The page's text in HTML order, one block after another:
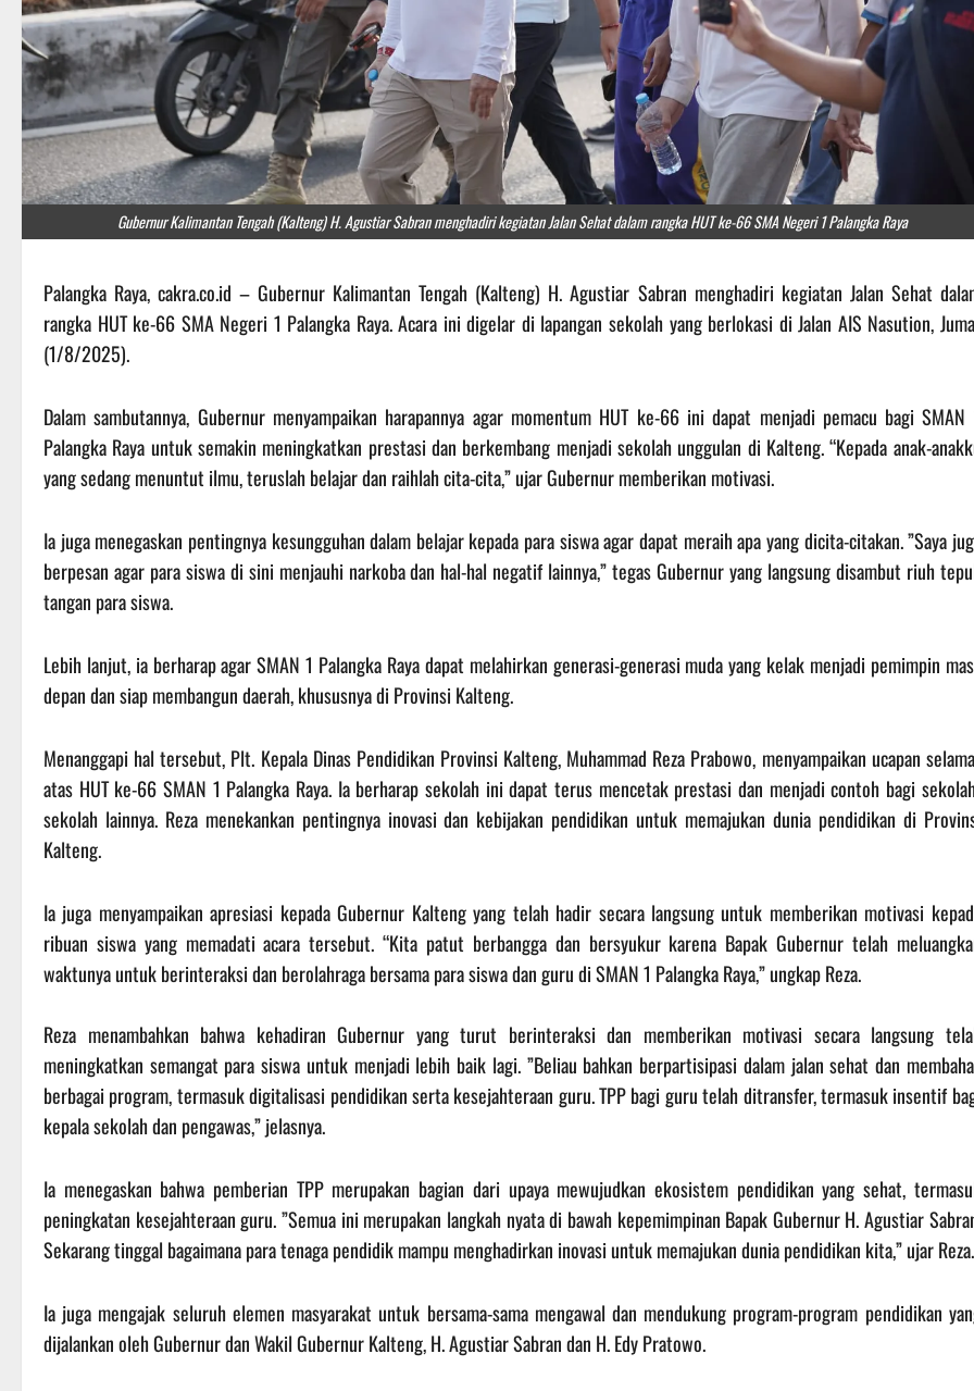
Gubernur Kalimantan Tengah (Kalteng) H. Agustiar Sabran menghadiri kegiatan Jalan Sehat dalam rangka HUT ke-66 SMA Negeri 1 Palangka Raya
‎Palangka Raya, cakra.co.id – Gubernur Kalimantan Tengah (Kalteng) H. Agustiar Sabran menghadiri kegiatan Jalan Sehat
rangka HUT ke-66 SMA Negeri 1 Palangka Raya. Acara ini digelar di lapangan sekolah yang berlokasi di Jalan AIS Nasution,
(1/8/2025).
‎Dalam sambutannya, Gubernur menyampaikan harapannya agar momentum HUT ke-66 ini dapat menjadi pemacu bagi SMAN
Palangka Raya untuk semakin meningkatkan prestasi dan berkembang menjadi sekolah unggulan di Kalteng. ‎“Kepada anak-
yang sedang menuntut ilmu, teruslah belajar dan raihlah cita-cita,” ujar Gubernur memberikan motivasi.
‎Ia juga menegaskan pentingnya kesungguhan dalam belajar kepada para siswa agar dapat meraih apa yang dicita-citakan. ‎”Saya
berpesan agar para siswa di sini menjauhi narkoba dan hal-hal negatif lainnya,” tegas Gubernur yang langsung disambut riuh
tangan para siswa.
‎Lebih lanjut, ia berharap agar SMAN 1 Palangka Raya dapat melahirkan generasi-generasi muda yang kelak menjadi pemimpin
depan dan siap membangun daerah, khususnya di Provinsi Kalteng.
‎Menanggapi hal tersebut, Plt. Kepala Dinas Pendidikan Provinsi Kalteng, Muhammad Reza Prabowo, menyampaikan ucapan
atas HUT ke-66 SMAN 1 Palangka Raya. Ia berharap sekolah ini dapat terus mencetak prestasi dan menjadi contoh bagi
sekolah lainnya. ‎Reza menekankan pentingnya inovasi dan kebijakan pendidikan untuk memajukan dunia pendidikan di
Kalteng.
‎Ia juga menyampaikan apresiasi kepada Gubernur Kalteng yang telah hadir secara langsung untuk memberikan motivasi
ribuan siswa yang memadati acara tersebut. “Kita patut berbangga dan bersyukur karena Bapak Gubernur telah
waktunya untuk berinteraksi dan berolahraga bersama para siswa dan guru di SMAN 1 Palangka Raya,” ungkap Reza.
‎Reza menambahkan bahwa kehadiran Gubernur yang turut berinteraksi dan memberikan motivasi secara langsung
meningkatkan semangat para siswa untuk menjadi lebih baik lagi. ‎”Beliau bahkan berpartisipasi dalam jalan sehat dan
berbagai program, termasuk digitalisasi pendidikan serta kesejahteraan guru. TPP bagi guru telah ditransfer, termasuk insentif
kepala sekolah dan pengawas,” jelasnya.
‎Ia menegaskan bahwa pemberian TPP merupakan bagian dari upaya mewujudkan ekosistem pendidikan yang sehat,
peningkatan kesejahteraan guru. ‎”Semua ini merupakan langkah nyata di bawah kepemimpinan Bapak Gubernur H. Agustiar
Sekarang tinggal bagaimana para tenaga pendidik mampu menghadirkan inovasi untuk memajukan dunia pendidikan kita,” ujar Reza.
‎Ia juga mengajak seluruh elemen masyarakat untuk bersama-sama mengawal dan mendukung program-program pendidikan
dijalankan oleh Gubernur dan Wakil Gubernur Kalteng, H. Agustiar Sabran dan H. Edy Pratowo.